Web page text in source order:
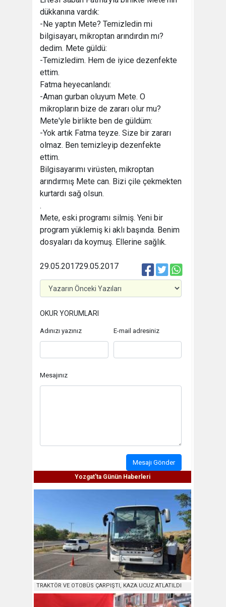
dükkanına vardık:
-Ne yaptın Mete? Temizledin mi
bilgisayarı, mikroptan arındırdın mı?
dedim. Mete güldü:
-Temizledim. Hem de iyice dezenfekte
ettim.
Fatma heyecanlandı:
-Aman gurban oluyum Mete. O
mikropların bize de zararı olur mu?
Mete'yle birlikte ben de güldüm:
-Yok artık Fatma teyze. Size bir zararı
olmaz. Ben temizleyip dezenfekte
ettim.
Bilgisayarımı virüsten, mikroptan
arındırmış Mete can. Bizi çile çekmekten
kurtardı sağ olsun.
.
Mete, eski programı silmiş. Yeni bir
program yüklemiş ki aklı başında. Benim
dosyaları da koymuş. Ellerine sağlık.
29.05.2017
29.05.2017
OKUR YORUMLARI
Adınızı yazınız E-mail adresiniz
Mesajınız
Mesajı Gönder
Yozgat'ta Günün Haberleri
TRAKTÖR VE OTOBÜS ÇARPIŞTI, KAZA UCUZ ATLATILDI